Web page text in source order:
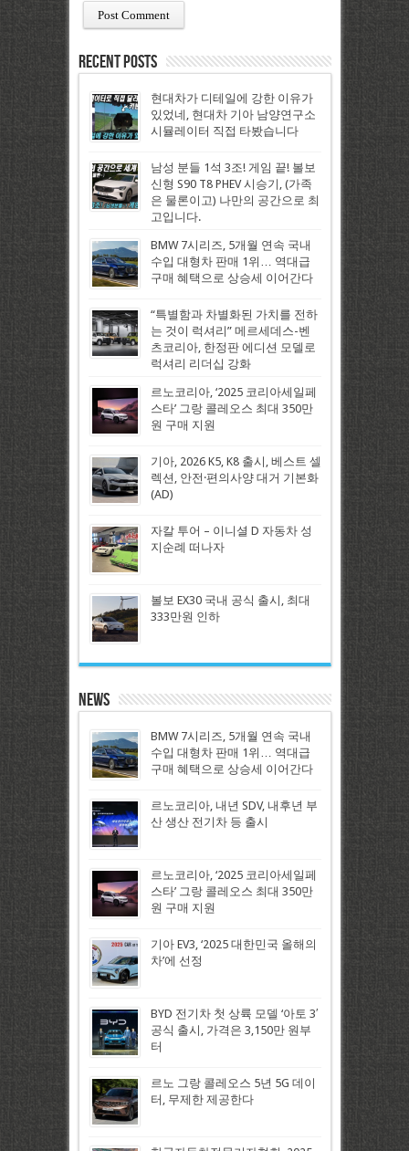
Recent Posts
현대차가 디테일에 강한 이유가
있었네, 현대차 기아 남양연구소
시뮬레이터 직접 타봤습니다
남성 분들 1석 3조! 게임 끝! 볼보
신형 S90 T8 PHEV 시승기, (가족
은 물론이고) 나만의 공간으로 최
고입니다.
BMW 7시리즈, 5개월 연속 국내
수입 대형차 판매 1위… 역대급
구매 혜택으로 상승세 이어간다
“특별함과 차별화된 가치를 전하
는 것이 럭셔리” 메르세데스-벤
츠코리아, 한정판 에디션 모델로
럭셔리 리더십 강화
르노코리아, ‘2025 코리아세일페
스타’ 그랑 콜레오스 최대 350만
원 구매 지원
기아, 2026 K5, K8 출시, 베스트 셀
렉션, 안전·편의사양 대거 기본화
(AD)
자칼 투어 – 이니셜 D 자동차 성
지순례 떠나자
볼보 EX30 국내 공식 출시, 최대
333만원 인하
News
BMW 7시리즈, 5개월 연속 국내
수입 대형차 판매 1위… 역대급
구매 혜택으로 상승세 이어간다
르노코리아, 내년 SDV, 내후년 부
산 생산 전기차 등 출시
르노코리아, ‘2025 코리아세일페
스타’ 그랑 콜레오스 최대 350만
원 구매 지원
기아 EV3, ‘2025 대한민국 올해의
차’에 선정
BYD 전기차 첫 상륙 모델 ‘아토 3′
공식 출시, 가격은 3,150만 원부
터
르노 그랑 콜레오스 5년 5G 데이
터, 무제한 제공한다